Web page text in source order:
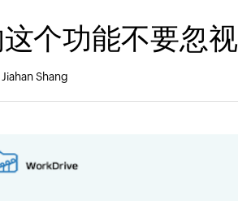
个功能不要忽视
Jiahan Shang